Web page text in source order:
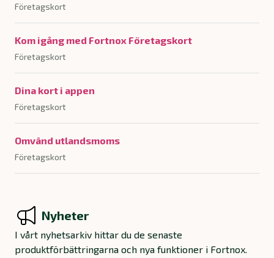
Företagskort
Kom igång med Fortnox Företagskort
Företagskort
Dina kort i appen
Företagskort
Omvänd utlandsmoms
Företagskort
Nyheter
I vårt nyhetsarkiv hittar du de senaste
produktförbättringarna och nya funktioner i Fortnox.